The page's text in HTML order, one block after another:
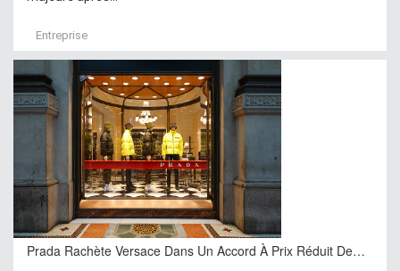
Entreprise
Prada Rachète Versace Dans Un Accord À Prix Réduit De…